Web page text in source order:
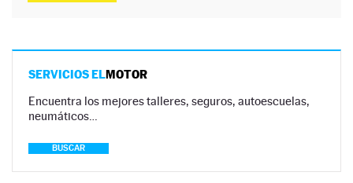
SERVICIOS ELMOTOR
Encuentra los mejores talleres, seguros, autoescuelas,
neumáticos…
BUSCAR